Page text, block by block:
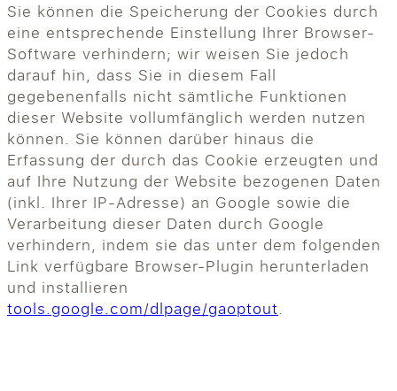
Sie können die Speicherung der Cookies durch
eine entsprechende Einstellung Ihrer Browser-
Software verhindern; wir weisen Sie jedoch
darauf hin, dass Sie in diesem Fall
gegebenenfalls nicht sämtliche Funktionen
dieser Website vollumfänglich werden nutzen
können. Sie können darüber hinaus die
Erfassung der durch das Cookie erzeugten und
auf Ihre Nutzung der Website bezogenen Daten
(inkl. Ihrer IP-Adresse) an Google sowie die
Verarbeitung dieser Daten durch Google
verhindern, indem sie das unter dem folgenden
Link verfügbare Browser-Plugin herunterladen
und installieren
tools.google.com/dlpage/gaoptout.